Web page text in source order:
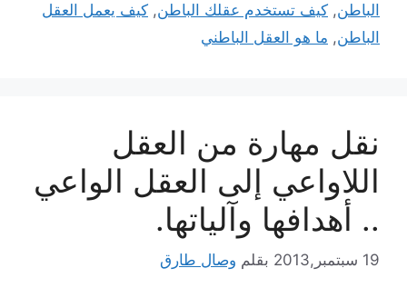
الباطن, كيف تستخدم عقلك الباطن, كيف يعمل العقل
الباطن, ما هو العقل الباطني
نقل مهارة من العقل
اللاواعي إلى العقل الواعي
.. أهدافها وآلياتها.
19 سبتمبر,2013 بقلم وصال طارق